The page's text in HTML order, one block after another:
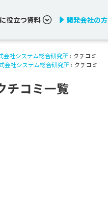
役立つ資料 開発会社の方
会社システム総合研究所 › クチコミ
会社システム総合研究所 › クチコミ
チコミ一覧